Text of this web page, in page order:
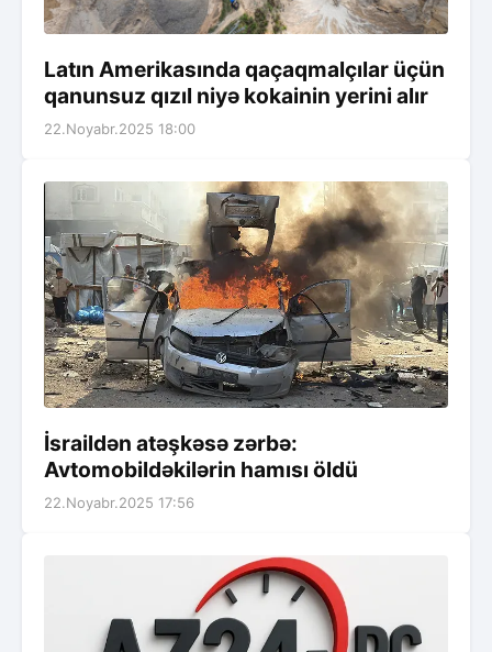
Latın Amerikasında qaçaqmalçılar üçün
qanunsuz qızıl niyə kokainin yerini alır
22.Noyabr.2025 18:00
İsraildən atəşkəsə zərbə:
Avtomobildəkilərin hamısı öldü
22.Noyabr.2025 17:56